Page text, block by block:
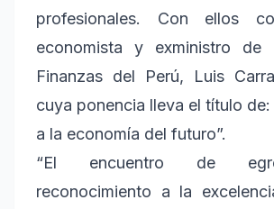
profesionales. Con ellos
economista y exministro de
Finanzas del Perú, Luis
cuya ponencia lleva el título de:
a la economía del futuro”.
“El encuentro de
reconocimiento a la